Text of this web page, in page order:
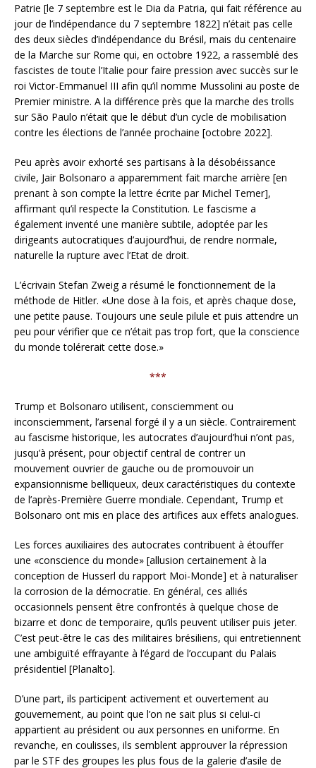
Patrie [le 7 septembre est le Dia da Patria, qui fait référence au
jour de l’indépendance du 7 septembre 1822] n’était pas celle
des deux siècles d’indépendance du Brésil, mais du centenaire
de la Marche sur Rome qui, en octobre 1922, a rassemblé des
fascistes de toute l’Italie pour faire pression avec succès sur le
roi Victor-Emmanuel III afin qu’il nomme Mussolini au poste de
Premier ministre. A la différence près que la marche des trolls
sur São Paulo n’était que le début d’un cycle de mobilisation
contre les élections de l’année prochaine [octobre 2022].
Peu après avoir exhorté ses partisans à la désobéissance
civile, Jair Bolsonaro a apparemment fait marche arrière [en
prenant à son compte la lettre écrite par Michel Temer],
affirmant qu’il respecte la Constitution. Le fascisme a
également inventé une manière subtile, adoptée par les
dirigeants autocratiques d’aujourd’hui, de rendre normale,
naturelle la rupture avec l’Etat de droit.
L’écrivain Stefan Zweig a résumé le fonctionnement de la
méthode de Hitler. «Une dose à la fois, et après chaque dose,
une petite pause. Toujours une seule pilule et puis attendre un
peu pour vérifier que ce n’était pas trop fort, que la conscience
du monde tolérerait cette dose.»
***
Trump et Bolsonaro utilisent, consciemment ou
inconsciemment, l’arsenal forgé il y a un siècle. Contrairement
au fascisme historique, les autocrates d’aujourd’hui n’ont pas,
jusqu’à présent, pour objectif central de contrer un
mouvement ouvrier de gauche ou de promouvoir un
expansionnisme belliqueux, deux caractéristiques du contexte
de l’après-Première Guerre mondiale. Cependant, Trump et
Bolsonaro ont mis en place des artifices aux effets analogues.
Les forces auxiliaires des autocrates contribuent à étouffer
une «conscience du monde» [allusion certainement à la
conception de Husserl du rapport Moi-Monde] et à naturaliser
la corrosion de la démocratie. En général, ces alliés
occasionnels pensent être confrontés à quelque chose de
bizarre et donc de temporaire, qu’ils peuvent utiliser puis jeter.
C’est peut-être le cas des militaires brésiliens, qui entretiennent
une ambiguïté effrayante à l’égard de l’occupant du Palais
présidentiel [Planalto].
D’une part, ils participent activement et ouvertement au
gouvernement, au point que l’on ne sait plus si celui-ci
appartient au président ou aux personnes en uniforme. En
revanche, en coulisses, ils semblent approuver la répression
par le STF des groupes les plus fous de la galerie d’asile de